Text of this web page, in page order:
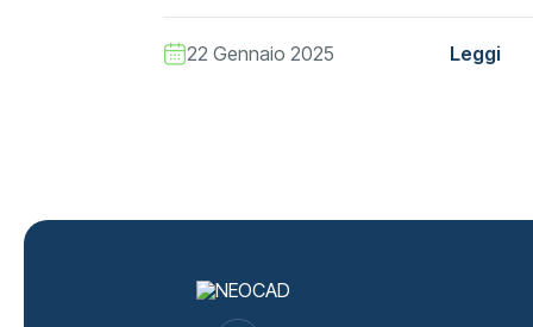
22 Gennaio 2025 Leggi